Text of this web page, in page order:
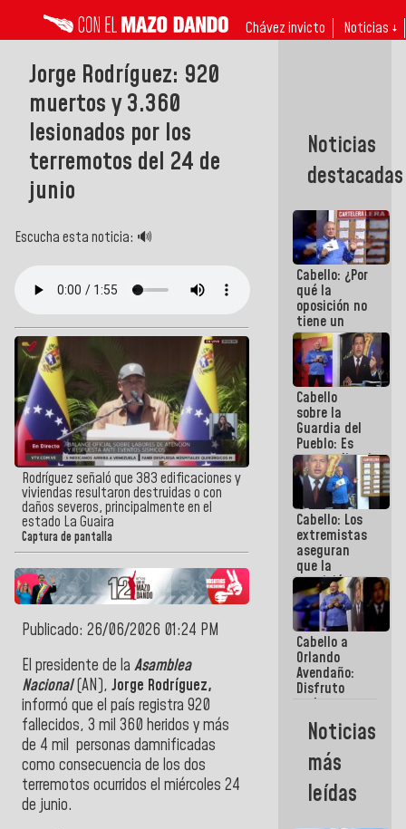
Chávez invicto Noticias ↓
Jorge Rodríguez: 920
muertos y 3.360
lesionados por los
terremotos del 24 de
junio
Escucha esta noticia: 🔊
Rodríguez señaló que 383 edificaciones y
viviendas resultaron destruidas o con
daños severos, principalmente en el
estado La Guaira
Captura de pantalla
Publicado: 26/06/2026 01:24 PM
El presidente de la Asamblea
Nacional(AN), Jorge Rodríguez,
informó que el país registra 920
fallecidos, 3 mil 360 heridos y más
de 4 mil personas damnificadas
como consecuencia de los dos
terremotos ocurridos el miércoles 24
de junio.
Noticias
destacadas
Cabello: ¿Por
qué la
oposición no
tiene un
programa
que se
convierta en
tendencia?
Cabello
sobre la
Guardia del
Pueblo: Es
extraordinario
como esos
muchachos
y
muchachas
se enlazan
con la gente
Cabello: Los
extremistas
aseguran
que la
oposición
actual es la
más
dividida de
la historia
de
Venezuela
Cabello a
Orlando
Avendaño:
Disfruto
cada vez
que escribes
porque lo
que haces
es
embarrarla
Noticias
más
leídas